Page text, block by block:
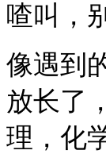
喳叫，
像遇到
放长了
理，化